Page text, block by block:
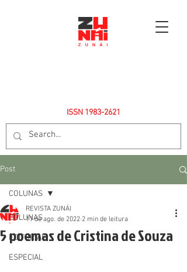
ISSN 1983-2621
Post
COLUNAS
EDITORIAL
ESPECIAL
COLUNAS
5 poemas de Cristina de Souza
REVISTA ZUNÁI
11 de ago. de 2022 2 min de leitura